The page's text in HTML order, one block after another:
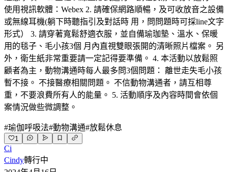
使用視訊軟體：Webex 2. 請確保網路順暢，及可收放音之設備
或無線耳機(躺下時聽指引及對話時 用，問問題時可採line文字
形式） 3. 請穿著寬鬆舒適衣服，並自備瑜珈墊、溫水、保暖
用的毯子、毛小孩3個 月內直視雙眼張開的清晰照片檔案。 另
外，衛生紙非常重要請一定記得要準備。 4. 本活動以放鬆照
顧者為主，動物溝通時每人最多問3個問題： 離世走失毛小孩
暫不接。 不接醫療相關問題。 不信動物溝通者，請互相尊
重，不要浪費所有人的能量。 5. 活動順序及內容時間會依個
案情況做些微調整。
#瑜伽呼吸法#動物溝通#放鬆休息
1
Ci
Cindy轉行中